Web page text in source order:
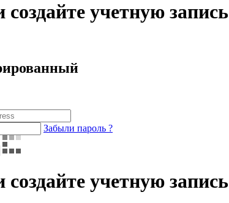
учетную запись
Забыли пароль ?
учетную запись